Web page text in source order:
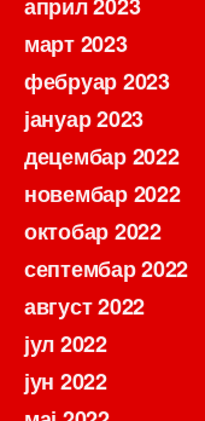
април 2023
март 2023
фебруар 2023
јануар 2023
децембар 2022
новембар 2022
октобар 2022
септембар 2022
август 2022
јул 2022
јун 2022